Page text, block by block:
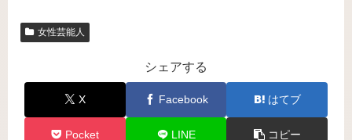
女性芸能人
シェアする
X Facebook はてブ
Pocket LINE コピー